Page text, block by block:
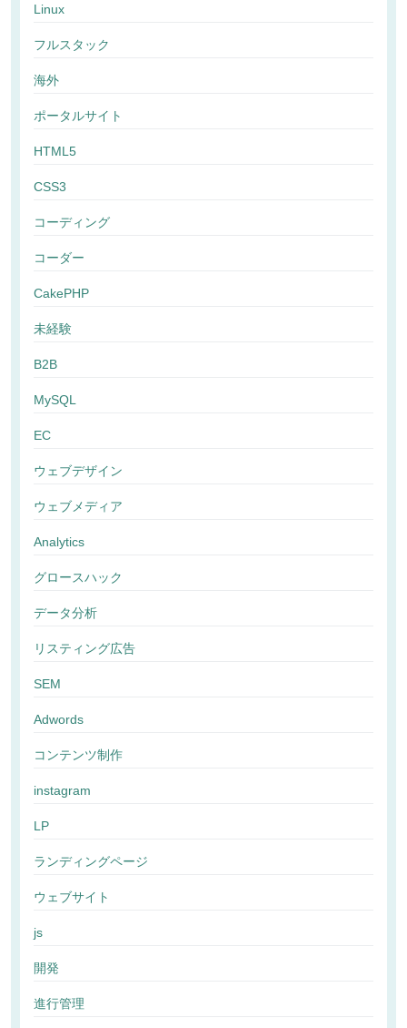
Linux
フルスタック
海外
ポータルサイト
HTML5
CSS3
コーディング
コーダー
CakePHP
未経験
B2B
MySQL
EC
ウェブデザイン
ウェブメディア
Analytics
グロースハック
データ分析
リスティング広告
SEM
Adwords
コンテンツ制作
instagram
LP
ランディングページ
ウェブサイト
js
開発
進行管理